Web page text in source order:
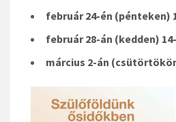
február 24-én (pénteken)
február 28-án (kedden)
március 2-án